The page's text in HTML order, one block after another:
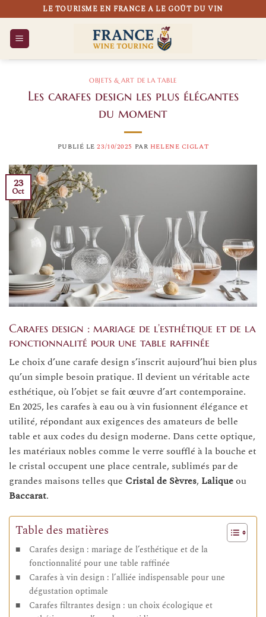
au
contenu
LE TOURISME EN FRANCE A LE GOÛT DU VIN
OBJETS & ART DE LA TABLE
Les carafes design les plus élégantes
du moment
PUBLIÉ LE23/10/2025 PAR HELENE CIGLAT
23
Oct
Carafes design : mariage de l’esthétique et de la
fonctionnalité pour une table raffinée
Le choix d’une carafe design s’inscrit aujourd’hui bien plus
qu’un simple besoin pratique. Il devient un véritable acte
esthétique, où l’objet se fait œuvre d’art contemporaine.
En 2025, les carafes à eau ou à vin fusionnent élégance et
utilité, répondant aux exigences des amateurs de belle
table et aux codes du design moderne. Dans cette optique,
les matériaux nobles comme le verre soufflé à la bouche et
le cristal occupent une place centrale, sublimés par de
grandes maisons telles que Cristal de Sèvres, Laliqueou
Baccarat.
Table des matières
Carafes design : mariage de l’esthétique et de la
fonctionnalité pour une table raffinée
Carafes à vin design : l’alliée indispensable pour une
dégustation optimale
Carafes filtrantes design : un choix écologique et